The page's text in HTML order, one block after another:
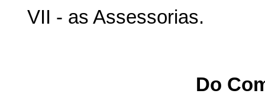
VII - as Assessorias.
Do